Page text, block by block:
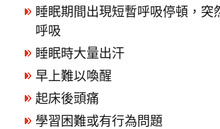
睡眠期間出現短暫呼吸停頓，突
呼吸
睡眠時大量出汗
早上難以喚醒
起床後頭痛
學習困難或有行為問題